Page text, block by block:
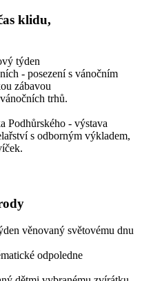
klidu,
týden
- posezení s vánočním
zábavou
trhů.
Podhůrského - výstava
s odborným výkladem,
věnovaný světovému dnu
odpoledne